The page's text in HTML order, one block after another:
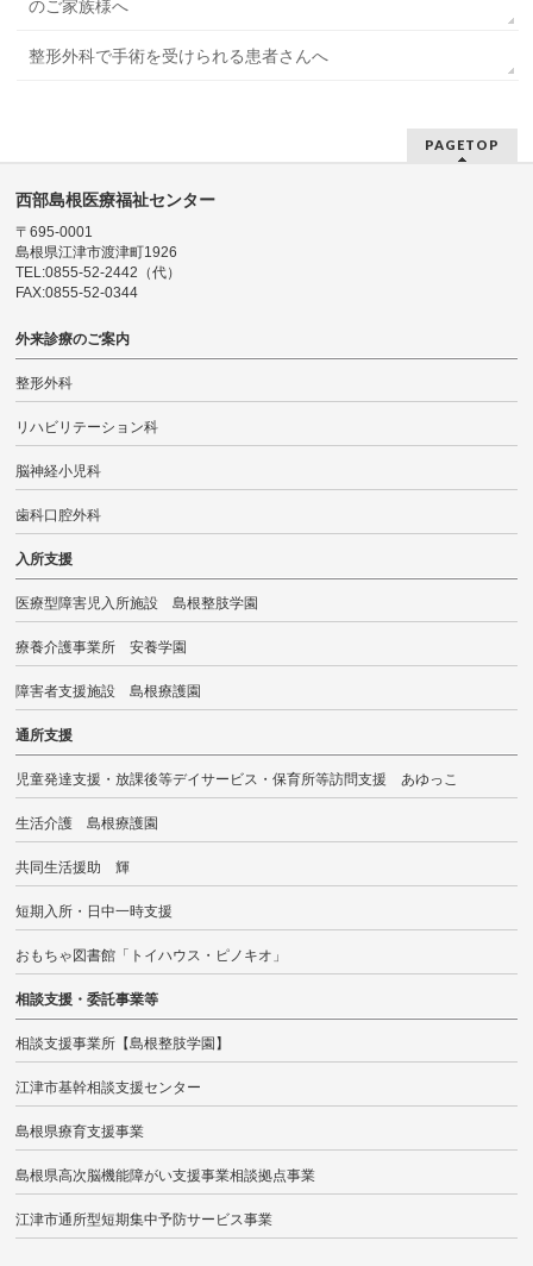
のご家族様へ
整形外科で手術を受けられる患者さんへ
PAGETOP
西部島根医療福祉センター
〒695-0001
島根県江津市渡津町1926
TEL:0855-52-2442（代）
FAX:0855-52-0344
外来診療のご案内
整形外科
リハビリテーション科
脳神経小児科
歯科口腔外科
入所支援
医療型障害児入所施設 島根整肢学園
療養介護事業所 安養学園
障害者支援施設 島根療護園
通所支援
児童発達支援・放課後等デイサービス・保育所等訪問支援 あゆっこ
生活介護 島根療護園
共同生活援助 輝
短期入所・日中一時支援
おもちゃ図書館「トイハウス・ピノキオ」
相談支援・委託事業等
相談支援事業所【島根整肢学園】
江津市基幹相談支援センター
島根県療育支援事業
島根県高次脳機能障がい支援事業相談拠点事業
江津市通所型短期集中予防サービス事業